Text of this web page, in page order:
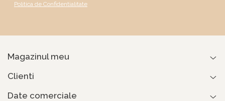
Politica de Confidentialitate
Magazinul meu
Clienti
Date comerciale